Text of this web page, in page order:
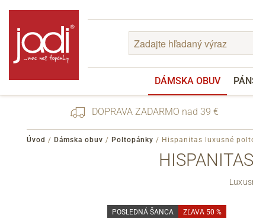
DÁMSKA OBUV
DOPRAVA ZADARMO nad 39 €
Úvod / Dámska obuv / Poltopánky / Hispanitas luxusné
POSLEDNÁ ŠANCA ZĽAVA 50 %